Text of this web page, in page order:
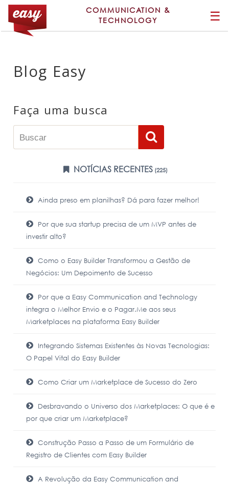
COMMUNICATION &
TECHNOLOGY
☰
Blog Easy
Faça uma busca
NOTÍCIAS RECENTES(225)
Ainda preso em planilhas? Dá para fazer melhor!
Por que sua startup precisa de um MVP antes de
investir alto?
Como o Easy Builder Transformou a Gestão de
Negócios: Um Depoimento de Sucesso
Por que a Easy Communication and Technology
integra o Melhor Envio e o Pagar.Me aos seus
Marketplaces na plataforma Easy Builder
Integrando Sistemas Existentes às Novas Tecnologias:
O Papel Vital do Easy Builder
Como Criar um Marketplace de Sucesso do Zero
Desbravando o Universo dos Marketplaces: O que é e
por que criar um Marketplace?
Construção Passo a Passo de um Formulário de
Registro de Clientes com Easy Builder
A Revolução da Easy Communication and